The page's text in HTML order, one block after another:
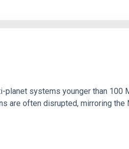
planet systems younger than 100
are often disrupted, mirroring the